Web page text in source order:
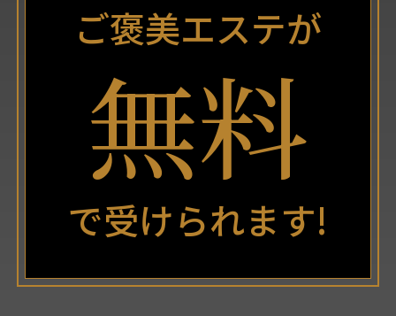
ご褒美エステが
無料
で受けられます!